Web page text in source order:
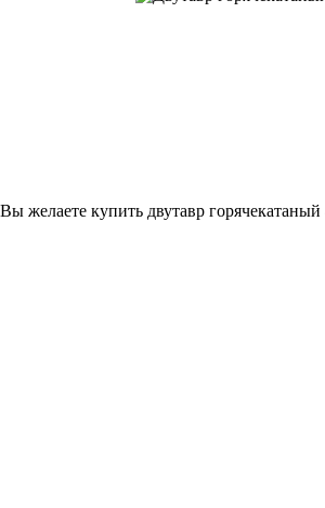
желаете купить двутавр